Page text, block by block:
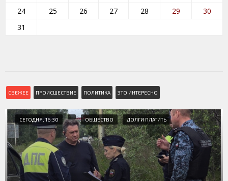
24
25 26 27 28 29
30
31
СВЕЖЕЕ ПРОИСШЕСТВИЕ ПОЛИТИКА ЭТО ИНТЕРЕСНО
СЕГОДНЯ, 16:30 ОБЩЕСТВО ДОЛГИ ПЛАТИТЬ